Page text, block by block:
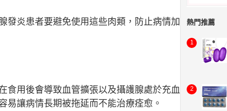
發炎患者要避免使用這些肉類，防止病情加
食用後會導致血管擴張以及攝護腺處於充血
易讓病情長期被拖延而不能治療痊愈。
熱門推薦
1
2